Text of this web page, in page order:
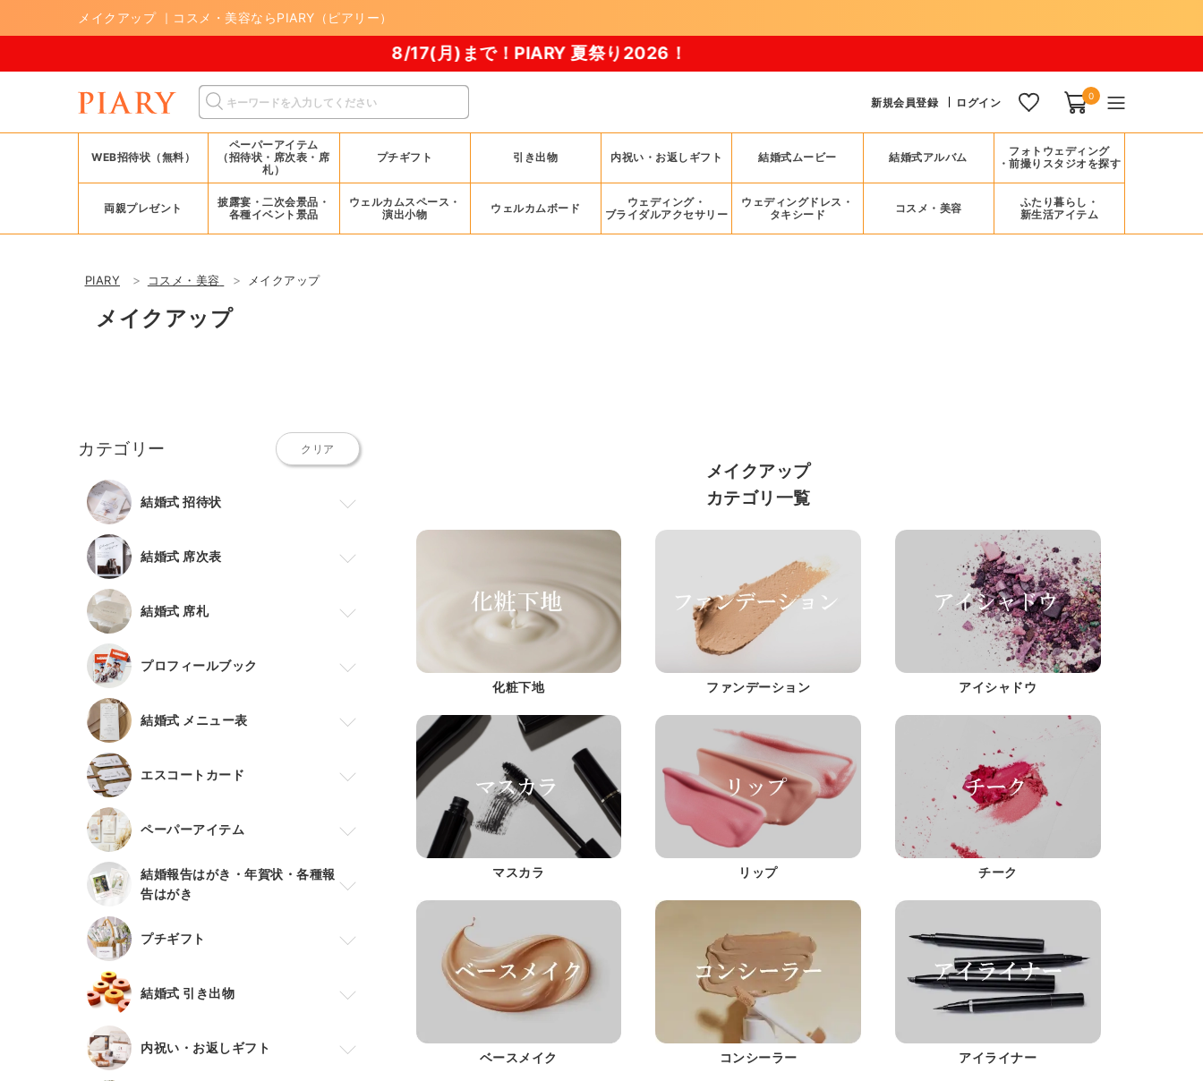
メイクアップ ｜コスメ・美容ならPIARY（ピアリー）
8/17(月)まで！PIARY 夏祭り2026！
新規会員登録 ログイン 0
WEB招待状（無料）
ペーパーアイテム
（招待状・席次表・席
札）
プチギフト 引き出物 内祝い・お返しギフト 結婚式ムービー 結婚式アルバム
フォトウェディング
・前撮りスタジオを探す
両親プレゼント
披露宴・二次会景品・
各種イベント景品
ウェルカムスペース・
演出小物
ウェルカムボード
ウェディング・
ブライダルアクセサリー
ウェディングドレス・
タキシード
コスメ・美容
ふたり暮らし・
新生活アイテム
PIARY コスメ・美容 メイクアップ
メイクアップ
カテゴリー クリア
結婚式 招待状
結婚式 席次表
結婚式 席札
プロフィールブック
結婚式 メニュー表
エスコートカード
ペーパーアイテム
結婚報告はがき・年賀状・各種報
告はがき
プチギフト
結婚式 引き出物
内祝い・お返しギフト
メイクアップ
カテゴリ一覧
化粧下地 ファンデーション アイシャドウ
マスカラ リップ チーク
ベースメイク コンシーラー アイライナー